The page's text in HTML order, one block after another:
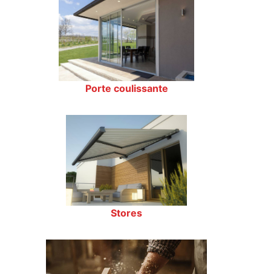
Porte coulissante
Stores